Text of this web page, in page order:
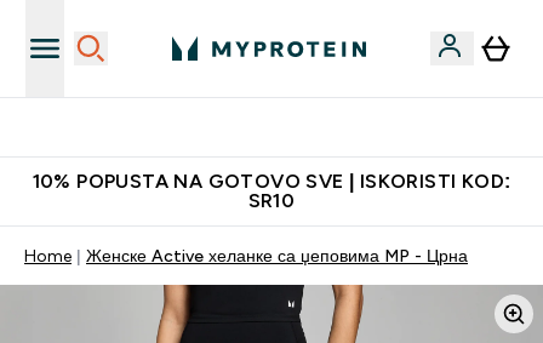
10% POPUSTA NA GOTOVO SVE | ISKORISTI KOD:
SR10
Home Женске Active хеланке са џеповима MP - Црна